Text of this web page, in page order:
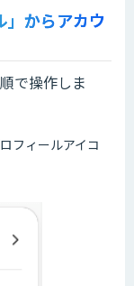
」からアカウ
で操作しま
フィールアイコ